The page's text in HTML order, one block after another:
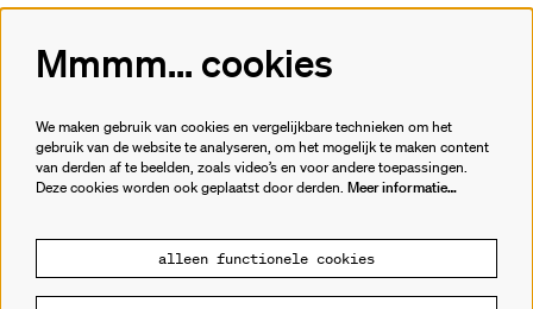
Volg ons
Meld je aan voor de nieuwsbrief.
Mmmm... cookies
We maken gebruik van cookies en vergelijkbare technieken om het
gebruik van de website te analyseren, om het mogelijk te maken content
van derden af te beelden, zoals video’s en voor andere toepassingen.
Deze cookies worden ook geplaatst door derden. Meer informatie…
alleen functionele cookies